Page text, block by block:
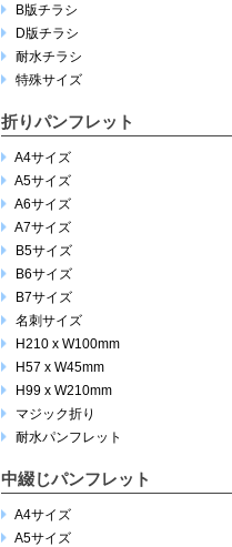
B版チラシ
D版チラシ
耐水チラシ
特殊サイズ
折りパンフレット
A4サイズ
A5サイズ
A6サイズ
A7サイズ
B5サイズ
B6サイズ
B7サイズ
名刺サイズ
H210 x W100mm
H57 x W45mm
H99 x W210mm
マジック折り
耐水パンフレット
中綴じパンフレット
A4サイズ
A5サイズ